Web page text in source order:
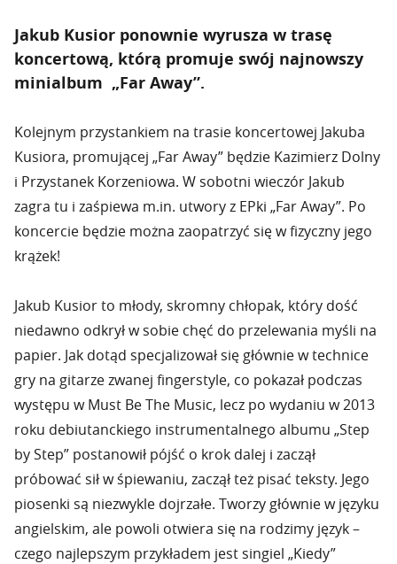
Jakub Kusior ponownie wyrusza w trasę
koncertową, którą promuje swój najnowszy
minialbum „Far Away”.
Kolejnym przystankiem na trasie koncertowej Jakuba
Kusiora, promującej „Far Away” będzie Kazimierz Dolny
i Przystanek Korzeniowa. W sobotni wieczór Jakub
zagra tu i zaśpiewa m.in. utwory z EPki „Far Away”. Po
koncercie będzie można zaopatrzyć się w fizyczny jego
krążek!
Jakub Kusior to młody, skromny chłopak, który dość
niedawno odkrył w sobie chęć do przelewania myśli na
papier. Jak dotąd specjalizował się głównie w technice
gry na gitarze zwanej fingerstyle, co pokazał podczas
występu w Must Be The Music, lecz po wydaniu w 2013
roku debiutanckiego instrumentalnego albumu „Step
by Step” postanowił pójść o krok dalej i zaczął
próbować sił w śpiewaniu, zaczął też pisać teksty. Jego
piosenki są niezwykle dojrzałe. Tworzy głównie w języku
angielskim, ale powoli otwiera się na rodzimy język –
czego najlepszym przykładem jest singiel „Kiedy”